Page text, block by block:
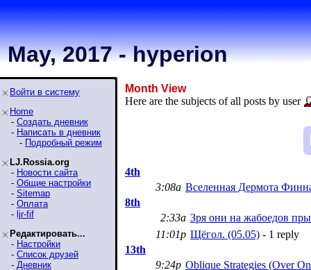
May, 2017 - hyperion
Войти в систему
Home
- Создать дневник
- Написать в дневник
- Подробный режим
LJ.Rossia.org
- Новости сайта
- Общие настройки
- Sitemap
- Оплата
- ljr-fif
Редактировать...
- Настройки
- Список друзей
- Дневник
Month View
Here are the subjects of all posts by user
4th
3:08a Вселенная Дермота
8th
2:33a Зря они на жабоедов
11:01p Щёгол. (05.05) - 1 reply
13th
9:24p Oblique Strategies (Over